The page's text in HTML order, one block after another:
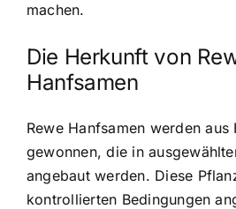
machen.
Die Herkunft von
Hanfsamen
Rewe Hanfsamen werden
gewonnen, die in
angebaut werden. Diese
kontrollierten Bedingungen